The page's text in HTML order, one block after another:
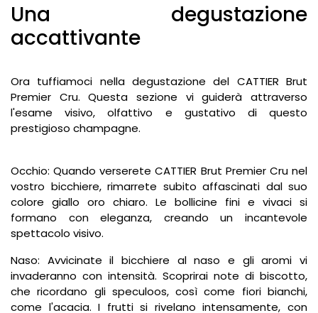
Una degustazione
accattivante
Ora tuffiamoci nella degustazione del CATTIER Brut
Premier Cru. Questa sezione vi guiderà attraverso
l'esame visivo, olfattivo e gustativo di questo
prestigioso champagne.
Occhio: Quando verserete CATTIER Brut Premier Cru nel
vostro bicchiere, rimarrete subito affascinati dal suo
colore giallo oro chiaro. Le bollicine fini e vivaci si
formano con eleganza, creando un incantevole
spettacolo visivo.
Naso: Avvicinate il bicchiere al naso e gli aromi vi
invaderanno con intensità. Scoprirai note di biscotto,
che ricordano gli speculoos, così come fiori bianchi,
come l'acacia. I frutti si rivelano intensamente, con